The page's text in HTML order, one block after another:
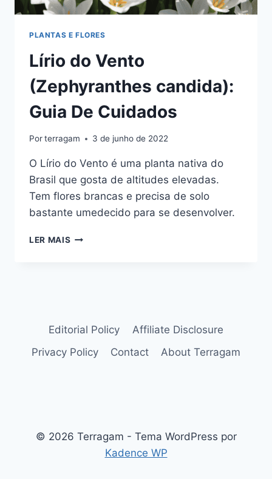
PLANTAS E FLORES
Lírio do Vento
(Zephyranthes candida):
Guia De Cuidados
Porterragam 3 de junho de 2022
O Lírio do Vento é uma planta nativa do
Brasil que gosta de altitudes elevadas.
Tem flores brancas e precisa de solo
bastante umedecido para se desenvolver.
LER MAIS LÍRIO
CUIDADOS
Editorial Policy
Affiliate Disclosure
Privacy Policy
Contact About Terragam
© 2026 Terragam - Tema WordPress por
Kadence WP